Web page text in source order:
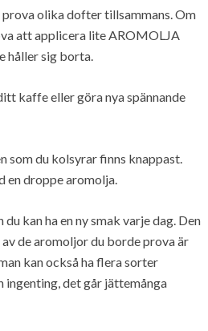
olika dofter tillsammans. Om
att applicera lite AROMOLJA
håller sig borta.
kaffe eller göra nya spännande
du kolsyrar finns knappast.
en droppe aromolja.
kan ha en ny smak varje dag. Den
de aromoljor du borde prova är
kan också ha flera sorter
ingenting, det går jättemånga